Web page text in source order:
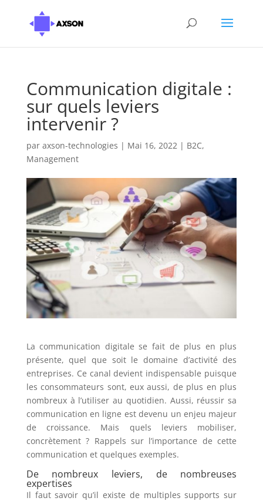
Communication digitale :
sur quels leviers
intervenir ?
par axson-technologies | Mai 16, 2022| B2C,
Management
La communication digitale se fait de plus en plus
présente, quel que soit le domaine d’activité des
entreprises. Ce canal devient indispensable puisque
les consommateurs sont, eux aussi, de plus en plus
nombreux à l’utiliser au quotidien. Aussi, réussir sa
communication en ligne est devenu un enjeu majeur
de croissance. Mais quels leviers mobiliser,
concrètement ? Rappels sur l’importance de cette
communication et quelques exemples.
De nombreux leviers, de nombreuses
expertises
Il faut savoir qu’il existe de multiples supports sur